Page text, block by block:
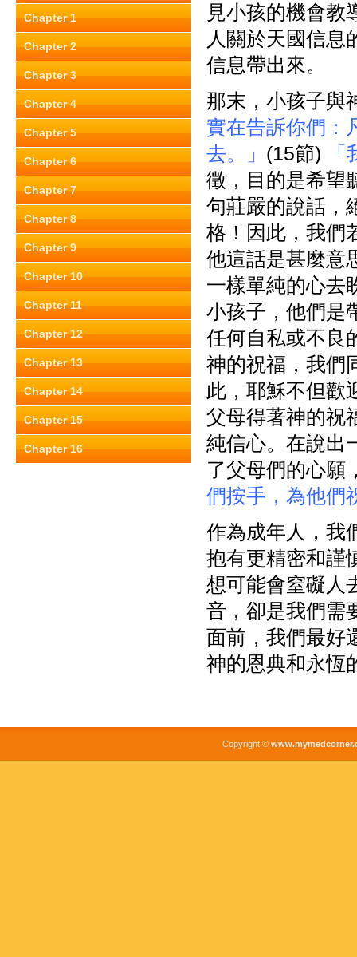
Chapter 1
Chapter 2
Chapter 3
Chapter 4
Chapter 5
Chapter 6
Chapter 7
Chapter 8
Chapter 9
Chapter 10
Chapter 11
Chapter 12
Chapter 13
Chapter 14
Chapter 15
Chapter 16
見小孩的機會教
人關於天國信息
信息帶出來。
那末，小孩子與
實在告訴你們：
去。」 (15節)
徵，目的是希望
句莊嚴的說話，
格！因此，我們
他這話是甚麼意
一樣單純的心去
小孩子，他們是
任何自私或不良
神的祝福，我們
此，耶穌不但歡
父母得著神的祝
純信心。在說出
了父母們的心願
們按手，為他們
作為成年人，我
抱有更精密和謹
想可能會窒礙人
音，卻是我們需
面前，我們最好
神的恩典和永恆
Copyright ©